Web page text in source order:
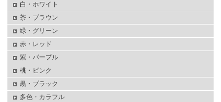
白・ホワイト
茶・ブラウン
緑・グリーン
赤・レッド
紫・パープル
桃・ピンク
黒・ブラック
多色・カラフル